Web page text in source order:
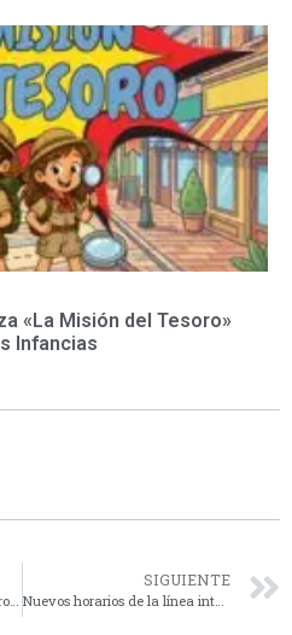
«La Misión del Tesoro»
Infancias
SIGUIENTE
Nuevos horarios de la línea interurbana 33/9 desde marzo